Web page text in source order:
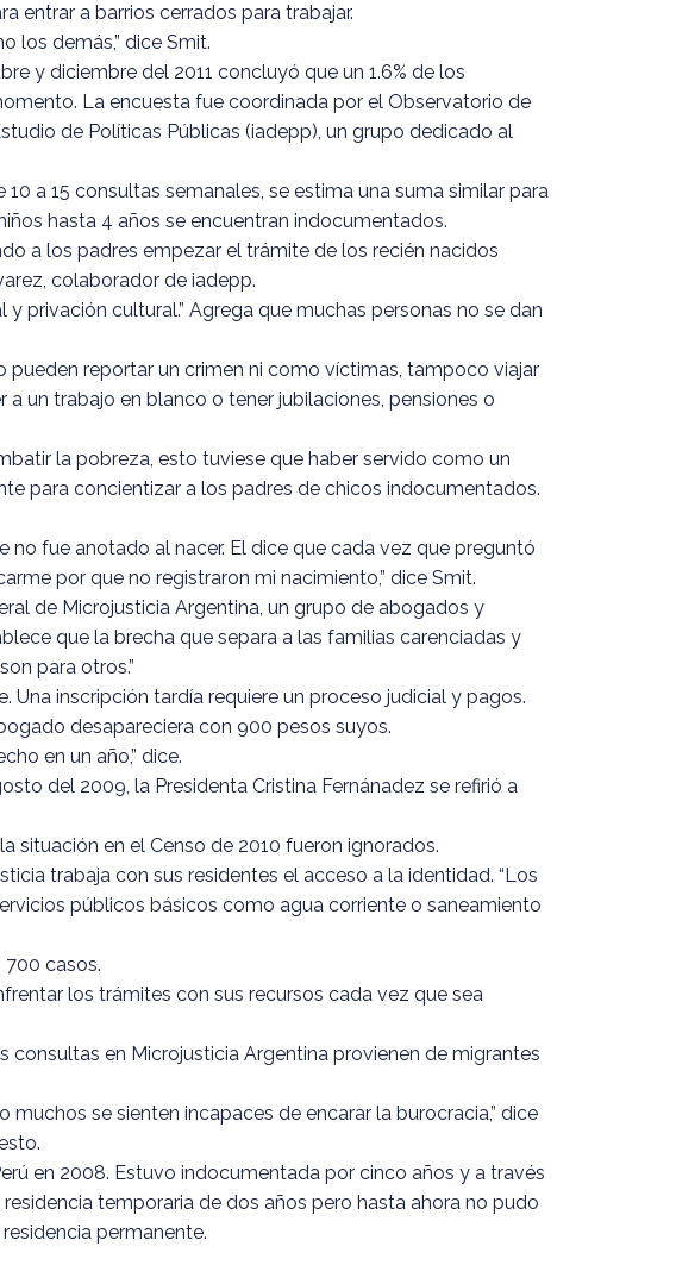
entrar a barrios cerrados para trabajar.
los demás,” dice Smit.
y diciembre del 2011 concluyó que un 1.6% de los
La encuesta fue coordinada por el Observatorio de
de Políticas Públicas (iadepp), un grupo dedicado al
a 15 consultas semanales, se estima una suma similar para
hasta 4 años se encuentran indocumentados.
a los padres empezar el trámite de los recién nacidos
colaborador de iadepp.
privación cultural.” Agrega que muchas personas no se dan
pueden reportar un crimen ni como víctimas, tampoco viajar
un trabajo en blanco o tener jubilaciones, pensiones o
la pobreza, esto tuviese que haber servido como un
para concientizar a los padres de chicos indocumentados.
fue anotado al nacer. El dice que cada vez que preguntó
por que no registraron mi nacimiento,” dice Smit.
de Microjusticia Argentina, un grupo de abogados y
que la brecha que separa a las familias carenciadas y
para otros.”
inscripción tardía requiere un proceso judicial y pagos.
desapareciera con 900 pesos suyos.
en un año,” dice.
del 2009, la Presidenta Cristina Fernánadez se refirió a
situación en el Censo de 2010 fueron ignorados.
trabaja con sus residentes el acceso a la identidad. “Los
públicos básicos como agua corriente o saneamiento
700 casos.
los trámites con sus recursos cada vez que sea
en Microjusticia Argentina provienen de migrantes
se sienten incapaces de encarar la burocracia,” dice
en 2008. Estuvo indocumentada por cinco años y a través
temporaria de dos años pero hasta ahora no pudo
permanente.